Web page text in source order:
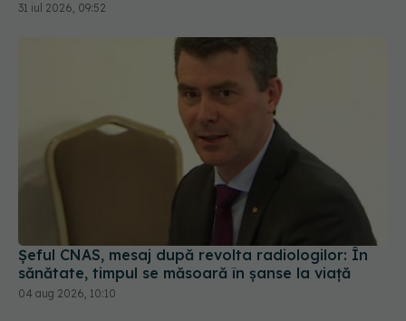
31 iul 2026, 09:52
Șeful CNAS, mesaj după revolta radiologilor: În
sănătate, timpul se măsoară în șanse la viață
04 aug 2026, 10:10